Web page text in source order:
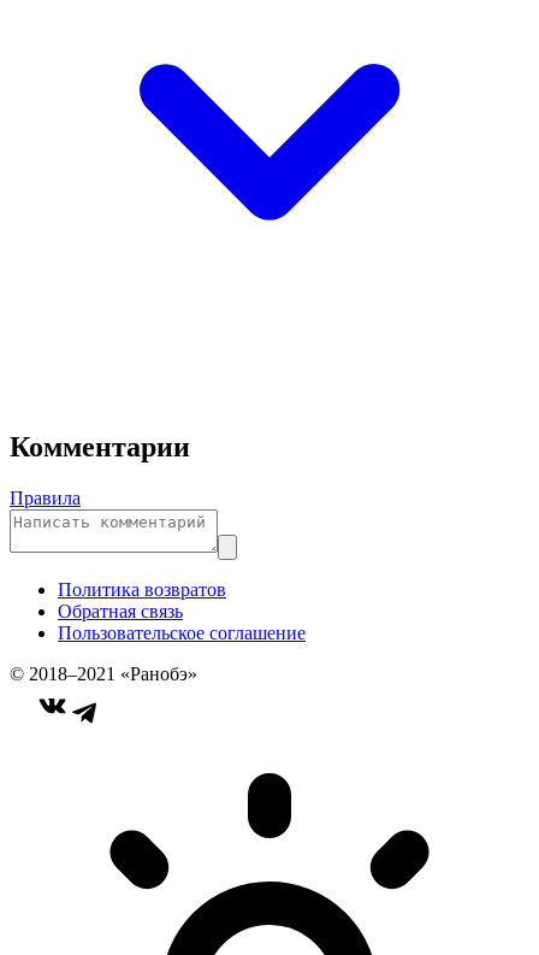
Комментарии
Правила
Политика возвратов
Обратная связь
Пользовательское соглашение
© 2018–2021 «Ранобэ»